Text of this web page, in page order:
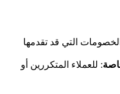
التي قد تقدمها
: للعملاء المتكررين أو